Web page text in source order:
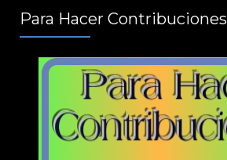
Para Hacer Contribuciones